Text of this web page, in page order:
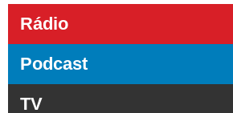
Rádio
Podcast
TV